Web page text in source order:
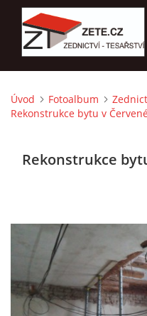
ÚVOD
KONTAKTY
3D VIZUALIZACE
Úvod Fotoalbum
Rekonstrukce bytu v
Rekonstrukce